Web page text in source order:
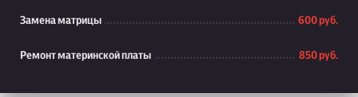
Замена матрицы 600 руб.
Ремонт материнской платы 850 руб.